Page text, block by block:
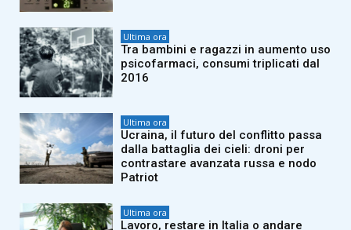
Ultima ora
Tra bambini e ragazzi in aumento uso
psicofarmaci, consumi triplicati dal
2016
Ultima ora
Ucraina, il futuro del conflitto passa
dalla battaglia dei cieli: droni per
contrastare avanzata russa e nodo
Patriot
Ultima ora
Lavoro, restare in Italia o andare